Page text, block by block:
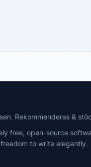
Rekommenderas &
free, open-source
to write elegantly.